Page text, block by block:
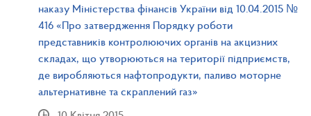
наказу Міністерства фінансів України від 10.04.2015 №
416 «Про затвердження Порядку роботи
представників контролюючих органів на акцизних
складах, що утворюються на території підприємств,
де виробляються нафтопродукти, паливо моторне
альтернативне та скраплений газ»